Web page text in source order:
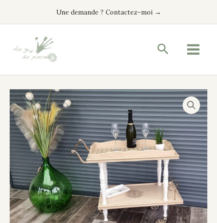
Une demande ? Contactez-moi →